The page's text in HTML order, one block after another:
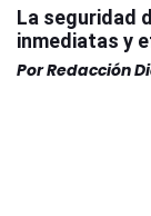
La seguridad
inmediatas y
PorRedacción